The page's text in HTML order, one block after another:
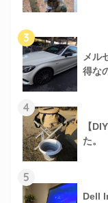
3
メル
得な
4
【
た。
5
Dell